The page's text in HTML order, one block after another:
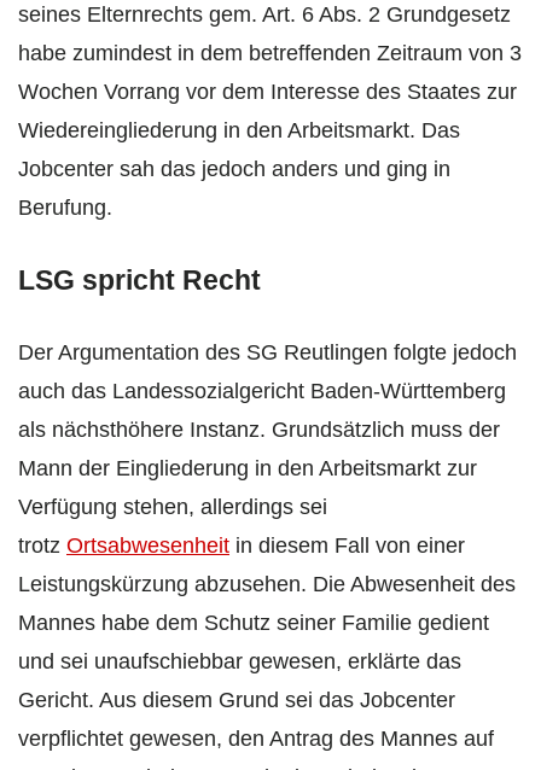
seines Elternrechts gem. Art. 6 Abs. 2 Grundgesetz
habe zumindest in dem betreffenden Zeitraum von 3
Wochen Vorrang vor dem Interesse des Staates zur
Wiedereingliederung in den Arbeitsmarkt. Das
Jobcenter sah das jedoch anders und ging in
Berufung.
LSG spricht Recht
Der Argumentation des SG Reutlingen folgte jedoch
auch das Landessozialgericht Baden-Württemberg
als nächsthöhere Instanz. Grundsätzlich muss der
Mann der Eingliederung in den Arbeitsmarkt zur
Verfügung stehen, allerdings sei
trotz Ortsabwesenheit in diesem Fall von einer
Leistungskürzung abzusehen. Die Abwesenheit des
Mannes habe dem Schutz seiner Familie gedient
und sei unaufschiebbar gewesen, erklärte das
Gericht. Aus diesem Grund sei das Jobcenter
verpflichtet gewesen, den Antrag des Mannes auf